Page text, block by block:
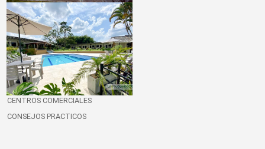
BLOG VIAJERO
MUNICIPIOS DEL QUINDÍO
GUÍA TURÍSTICA DEL QUINDÍO
MAPAS Y RUTAS
RESTAURANTES
MEDIOS DE TRANSPORTE
CENTROS COMERCIALES
CONSEJOS PRACTICOS